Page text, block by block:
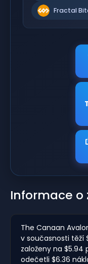
Fractal
Informace o
The Canaan
v současnosti těží
založeny na $5.94
odečetli $6.36